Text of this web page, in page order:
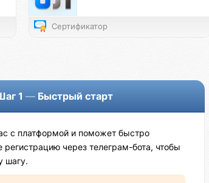
Сертификатор
1 — Быстрый старт
с платформой и поможет быстро
регистрацию через телеграм-бота, чтобы
шагу.